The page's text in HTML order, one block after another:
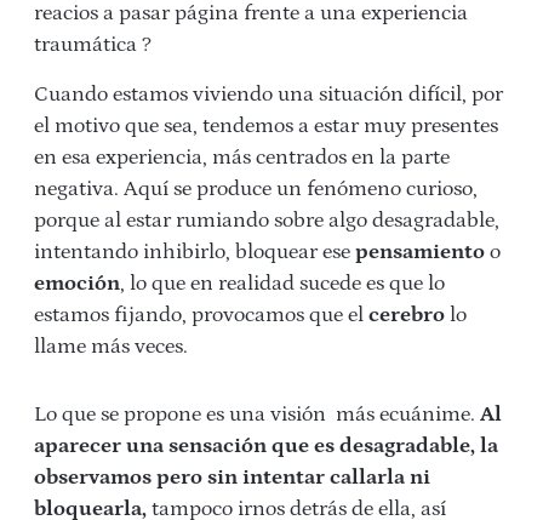
reacios a pasar página frente a una experiencia
traumática ?
Cuando estamos viviendo una situación difícil, por
el motivo que sea, tendemos a estar muy presentes
en esa experiencia, más centrados en la parte
negativa. Aquí se produce un fenómeno curioso,
porque al estar rumiando sobre algo desagradable,
intentando inhibirlo, bloquear ese pensamiento o
emoción, lo que en realidad sucede es que lo
estamos fijando, provocamos que el cerebro lo
llame más veces.
Lo que se propone es una visión más ecuánime. Al
aparecer una sensación que es desagradable, la
observamos pero sin intentar callarla ni
bloquearla, tampoco irnos detrás de ella, así